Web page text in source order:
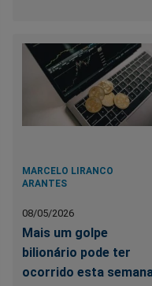
MARCELO LIRANCO
ARANTES
08/05/2026
Mais um golpe
bilionário pode ter
ocorrido esta